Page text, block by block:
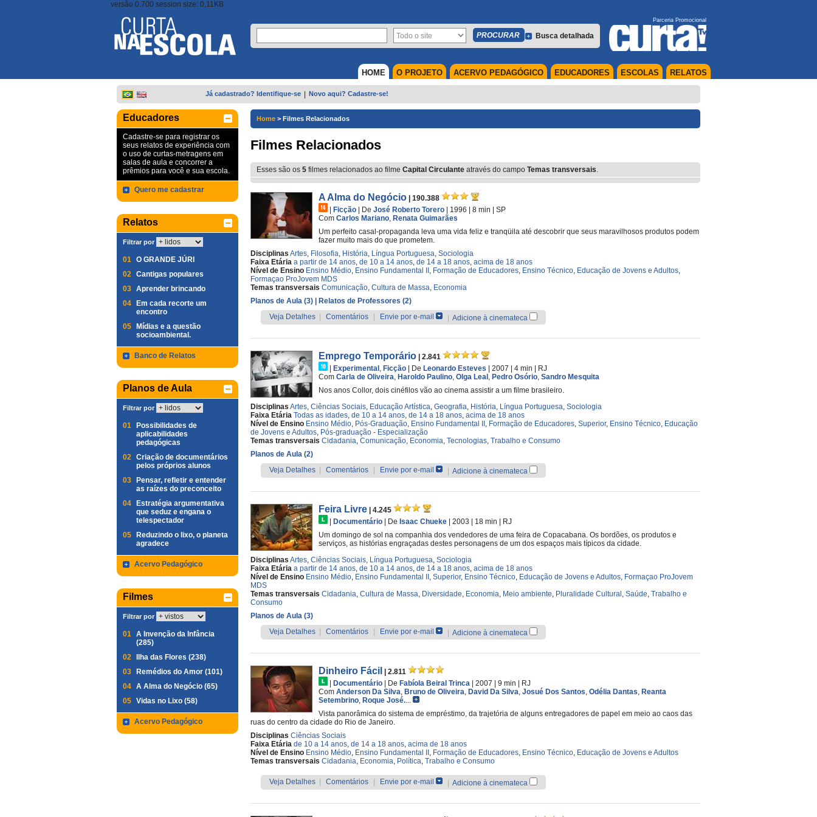
versão 0.700 session size: 0,11KB
Busca detalhada
Parceria Promocional
RELATOS
ESCOLAS
EDUCADORES
ACERVO PEDAGÓGICO
O PROJETO
HOME
Já cadastrado? Identifique-se Novo aqui? Cadastre-se!
Educadores
Cadastre-se para registrar os
seus relatos de experiência com
o uso de curtas-metragens em
salas de aula e concorrer a
prêmios para você e sua escola.
Quero me cadastrar
Relatos
Filtrar por
01 O GRANDE JÚRI
02 Cantigas populares
03 Aprender brincando
04
Em cada recorte um
encontro
05
Mídias e a questão
socioambiental.
Banco de Relatos
Planos de Aula
Filtrar por
01
Possibilidades de
aplicabilidades
pedagógicas
02 Criação de documentários
pelos próprios alunos
03
Pensar, refletir e entender
as raízes do preconceito
04
Estratégia argumentativa
que seduz e engana o
telespectador
05
Reduzindo o lixo, o planeta
agradece
Acervo Pedagógico
Filmes
Filtrar por
01 A Invenção da Infância
(285)
02
Ilha das Flores (238)
03
Remédios do Amor (101)
04 A Alma do Negócio (65)
05 Vidas no Lixo (58)
Acervo Pedagógico
Home > Filmes Relacionados
Filmes Relacionados
Esses são os 5 filmes relacionados ao filme Capital Circulante através do campo Temas transversais.
A Alma do Negócio
| 190.388
Ficção De José Roberto Torero | 1996 | 8 min
SP
Com Carlos Mariano, Renata Guimarães
Um perfeito casal-propaganda leva uma vida feliz e tranqüila até descobrir que seus maravilhosos produtos podem
fazer muito mais do que prometem.
Disciplinas Artes, Filosofia, História, Língua Portuguesa, Sociologia
Faixa Etária a partir de 14 anos, de 10 a 14 anos, de 14 a 18 anos, acima de 18 anos
Nível de Ensino Ensino Médio, Ensino Fundamental II , Formação de Educadores, Ensino Técnico, Educação de Jovens e Adultos,
Formaçao ProJovem MDS
Temas transversais Comunicação, Cultura de Massa, Economia
Planos de Aula (3)
| Relatos de Professores (2)
Veja Detalhes
Comentários Envie por e-mail Adicione à cinemateca
Emprego Temporário
| 2.841
Experimental , Ficção De Leonardo Esteves | 2007 | 4 min
RJ
Com Carla de Oliveira, Haroldo Paulino, Olga Leal , Pedro Osório, Sandro Mesquita
Nos anos Collor, dois cinéfilos vão ao cinema assistir a um filme brasileiro.
Disciplinas Artes, Ciências Sociais, Educação Artística, Geografia, História, Língua Portuguesa, Sociologia
Faixa Etária Todas as idades, de 10 a 14 anos, de 14 a 18 anos, acima de 18 anos
Nível de Ensino Ensino Médio, Pós-Graduação, Ensino Fundamental II , Formação de Educadores, Superior, Ensino Técnico, Educação
de Jovens e Adultos, Pós-graduação - Especialização
Temas transversais Cidadania, Comunicação, Economia, Tecnologias, Trabalho e Consumo
Planos de Aula (2)
Veja Detalhes
Comentários Envie por e-mail Adicione à cinemateca
Feira Livre
| 4.245
Documentário De Isaac Chueke | 2003 | 18 min
RJ
Um domingo de sol na companhia dos vendedores de uma feira de Copacabana. Os bordões, os produtos e
serviços, as histórias engraçadas destes personagens de um dos espaços mais típicos da cidade.
Disciplinas Artes, Ciências Sociais, Língua Portuguesa, Sociologia
Faixa Etária a partir de 14 anos, de 10 a 14 anos, de 14 a 18 anos, acima de 18 anos
Nível de Ensino Ensino Médio, Ensino Fundamental II , Superior, Ensino Técnico, Educação de Jovens e Adultos, Formaçao ProJovem
MDS
Temas transversais Cidadania, Cultura de Massa, Diversidade, Economia, Meio ambiente, Pluralidade Cultural , Saúde, Trabalho e
Consumo
Planos de Aula (3)
Veja Detalhes
Comentários Envie por e-mail Adicione à cinemateca
Dinheiro Fácil
| 2.811
Documentário De Fabíola Beiral Trinca | 2007 | 9 min
RJ
Com Anderson Da Silva, Bruno de Oliveira, David Da Silva, Josué Dos Santos, Odélia Dantas, Reanta
Setembrino, Roque José....
Vista panorâmica do sistema de empréstimo, da trajetória de alguns entregadores de papel em meio ao caos das
ruas do centro da cidade do Rio de Janeiro.
Disciplinas Ciências Sociais
Faixa Etária de 10 a 14 anos, de 14 a 18 anos, acima de 18 anos
Nível de Ensino Ensino Médio, Ensino Fundamental II , Formação de Educadores, Ensino Técnico, Educação de Jovens e Adultos
Temas transversais Cidadania, Economia, Política, Trabalho e Consumo
Veja Detalhes Comentários Envie por e-mail Adicione à cinemateca